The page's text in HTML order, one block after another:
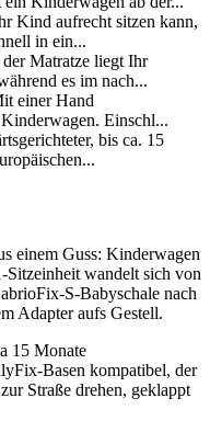
Kind aufrecht sitzen kann,
in ein...
Matratze liegt Ihr
es im nach...
einer Hand
Einschl...
bis ca. 15
einem Guss: Kinderwagen
wandelt sich von
S-Babyschale nach
Adapter aufs Gestell.
15 Monate
Basen kompatibel, der
Straße drehen, geklappt